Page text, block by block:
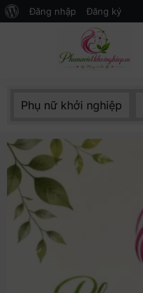
Phụ nữ khởi nghiệp
Đăng nhập Đăng ký